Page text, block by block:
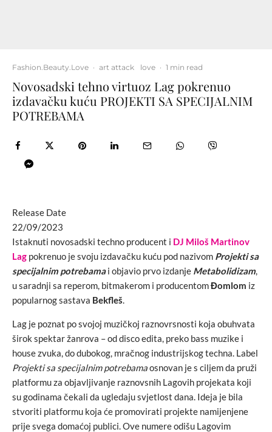
Fashion.Beauty.Love · art attack love · 1 min read
Novosadski tehno virtuoz Lag pokrenuo
izdavačku kuću PROJEKTI SA SPECIJALNIM
POTREBAMA
Release Date
22/09/2023
Istaknuti novosadski techno producent i DJ Miloš Martinov
Lag pokrenuo je svoju izdavačku kuću pod nazivom Projekti sa
specijalnim potrebamai objavio prvo izdanje Metabolidizam,
u saradnji sa reperom, bitmakerom i producentomĐomlom iz
popularnog sastava Bekfleš.
Lag je poznat po svojoj muzičkoj raznovrsnosti koja obuhvata
širok spektar žanrova – od disco edita, preko bass muzike i
house zvuka, do dubokog, mračnog industrijskog techna. Label
Projekti sa specijalnim potrebamaosnovan je s ciljem da pruži
platformu za objavljivanje raznovsnih Lagovih projekata koji
su godinama čekali da ugledaju svjetlost dana. Ideja je bila
stvoriti platformu koja će promovirati projekte namijenjene
prije svega domaćoj publici. Ove numere odišu Lagovim